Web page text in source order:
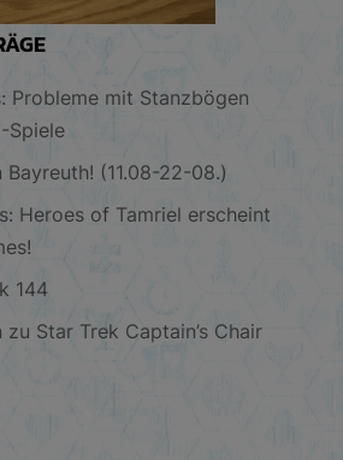
Probleme mit Stanzbögen
Spiele
(11.08-22-08.)
Heroes of Tamriel erscheint
144
Star Trek Captain’s Chair